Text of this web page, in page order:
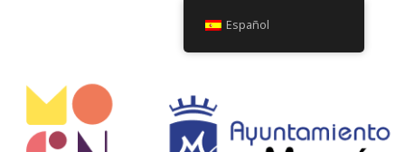
Español